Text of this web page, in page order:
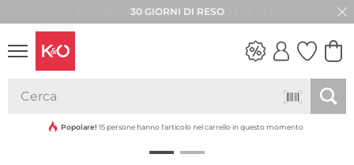
30 GIORNI DI RESO
VIBES
Resistente all'acqua
Popolare! 15 persone hanno l'articolo nel carrello in questo momento